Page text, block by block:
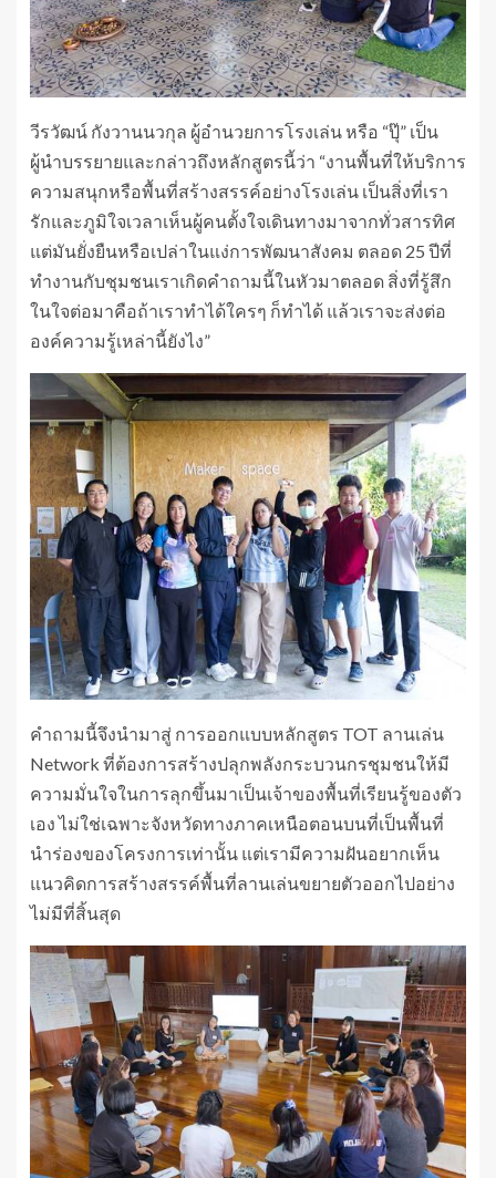
วีรวัฒน์ กังวานนวกุล ผู้อำนวยการโรงเล่น หรือ “ปุ๊” เป็น
ผู้นำบรรยายและกล่าวถึงหลักสูตรนี้ว่า “งานพื้นที่ให้บริการ
ความสนุกหรือพื้นที่สร้างสรรค์อย่างโรงเล่น เป็นสิ่งที่เรา
รักและภูมิใจเวลาเห็นผู้คนตั้งใจเดินทางมาจากทั่วสารทิศ
แต่มันยั่งยืนหรือเปล่าในแง่การพัฒนาสังคม ตลอด 25 ปีที่
ทำงานกับชุมชนเราเกิดคำถามนี้ในหัวมาตลอด สิ่งที่รู้สึก
ในใจต่อมาคือถ้าเราทำได้ใครๆ ก็ทำได้ แล้วเราจะส่งต่อ
องค์ความรู้เหล่านี้ยังไง”
คำถามนี้จึงนำมาสู่ การออกแบบหลักสูตร TOT ลานเล่น
Network ที่ต้องการสร้างปลุกพลังกระบวนกรชุมชนให้มี
ความมั่นใจในการลุกขึ้นมาเป็นเจ้าของพื้นที่เรียนรู้ของตัว
เอง ไม่ใช่เฉพาะจังหวัดทางภาคเหนือตอนบนที่เป็นพื้นที่
นำร่องของโครงการเท่านั้น แต่เรามีความฝันอยากเห็น
แนวคิดการสร้างสรรค์พื้นที่ลานเล่นขยายตัวออกไปอย่าง
ไม่มีที่สิ้นสุด